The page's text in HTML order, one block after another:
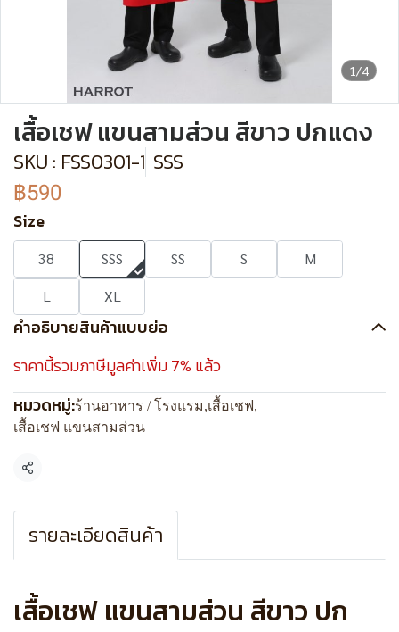
1/4
เสื้อเชฟ แขนสามส่วน สีขาว ปกแดง
SKU : FSS0301-1 SSS
฿590
Size
38 SSS SS S
M
L
XL
คำอธิบายสินค้าแบบย่อ
ราคานี้รวมภาษีมูลค่าเพิ่ม 7% แล้ว
หมวดหมู่:ร้านอาหาร / โรงแรม,เสื้อเชฟ,
เสื้อเชฟ แขนสามส่วน
แชร์
รายละเอียดสินค้า
เสื้อเชฟ แขนสามส่วน สีขาว ปก